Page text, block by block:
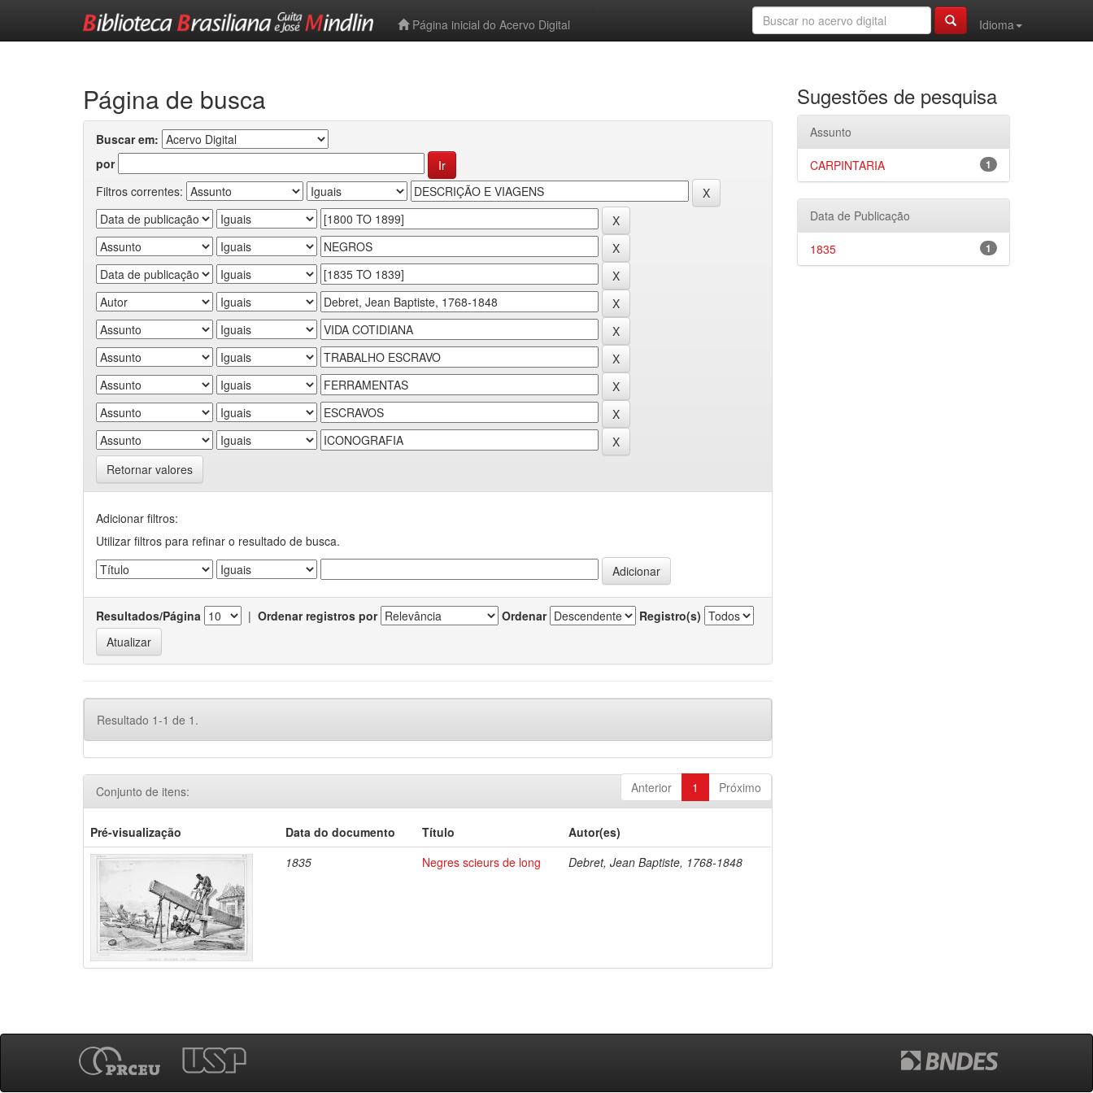
Página inicial do Acervo Digital
Idioma
Página de busca
Buscar em:
por
Filtros correntes:
Retornar valores
Adicionar filtros:
Utilizar filtros para refinar o resultado de busca.
Resultados/Página | Ordenar registros por Ordenar Registro(s)
Resultado 1-1 de 1.
Anterior 1 Próximo
Conjunto de itens:
Pré-visualização Data do documento Título
Autor(es)
1835
Negres scieurs de long Debret, Jean Baptiste, 1768-1848
Sugestões de pesquisa
Assunto
1
CARPINTARIA
Data de Publicação
1
1835